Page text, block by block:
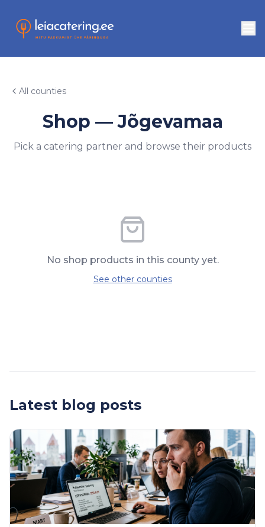
All counties
Shop — Jõgevamaa
Pick a catering partner and browse their products
No shop products in this county yet.
See other counties
Latest blog posts